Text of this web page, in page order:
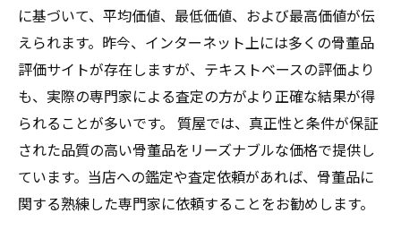
に基づいて、平均価値、最低価値、および最高価値が伝
えられます。昨今、インターネット上には多くの骨董品
評価サイトが存在しますが、テキストベースの評価より
も、実際の専門家による査定の方がより正確な結果が得
られることが多いです。 質屋では、真正性と条件が保証
された品質の高い骨董品をリーズナブルな価格で提供し
ています。当店への鑑定や査定依頼があれば、骨董品に
関する熟練した専門家に依頼することをお勧めします。